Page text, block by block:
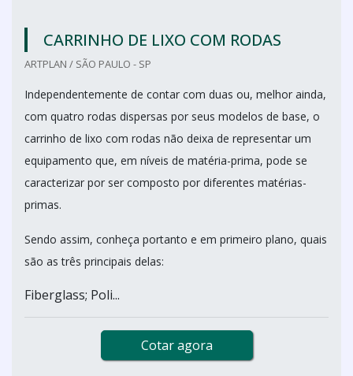
CARRINHO DE LIXO COM RODAS
ARTPLAN / SÃO PAULO - SP
Independentemente de contar com duas ou, melhor ainda,
com quatro rodas dispersas por seus modelos de base, o
carrinho de lixo com rodas não deixa de representar um
equipamento que, em níveis de matéria-prima, pode se
caracterizar por ser composto por diferentes matérias-
primas.
Sendo assim, conheça portanto e em primeiro plano, quais
são as três principais delas:
Fiberglass; Poli...
Cotar agora